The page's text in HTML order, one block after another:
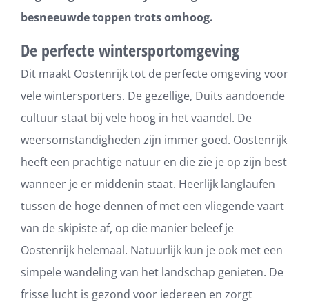
besneeuwde toppen trots omhoog.
De perfecte wintersportomgeving
Dit maakt Oostenrijk tot de perfecte omgeving voor
vele wintersporters. De gezellige, Duits aandoende
cultuur staat bij vele hoog in het vaandel. De
weersomstandigheden zijn immer goed. Oostenrijk
heeft een prachtige natuur en die zie je op zijn best
wanneer je er middenin staat. Heerlijk langlaufen
tussen de hoge dennen of met een vliegende vaart
van de skipiste af, op die manier beleef je
Oostenrijk helemaal. Natuurlijk kun je ook met een
simpele wandeling van het landschap genieten. De
frisse lucht is gezond voor iedereen en zorgt